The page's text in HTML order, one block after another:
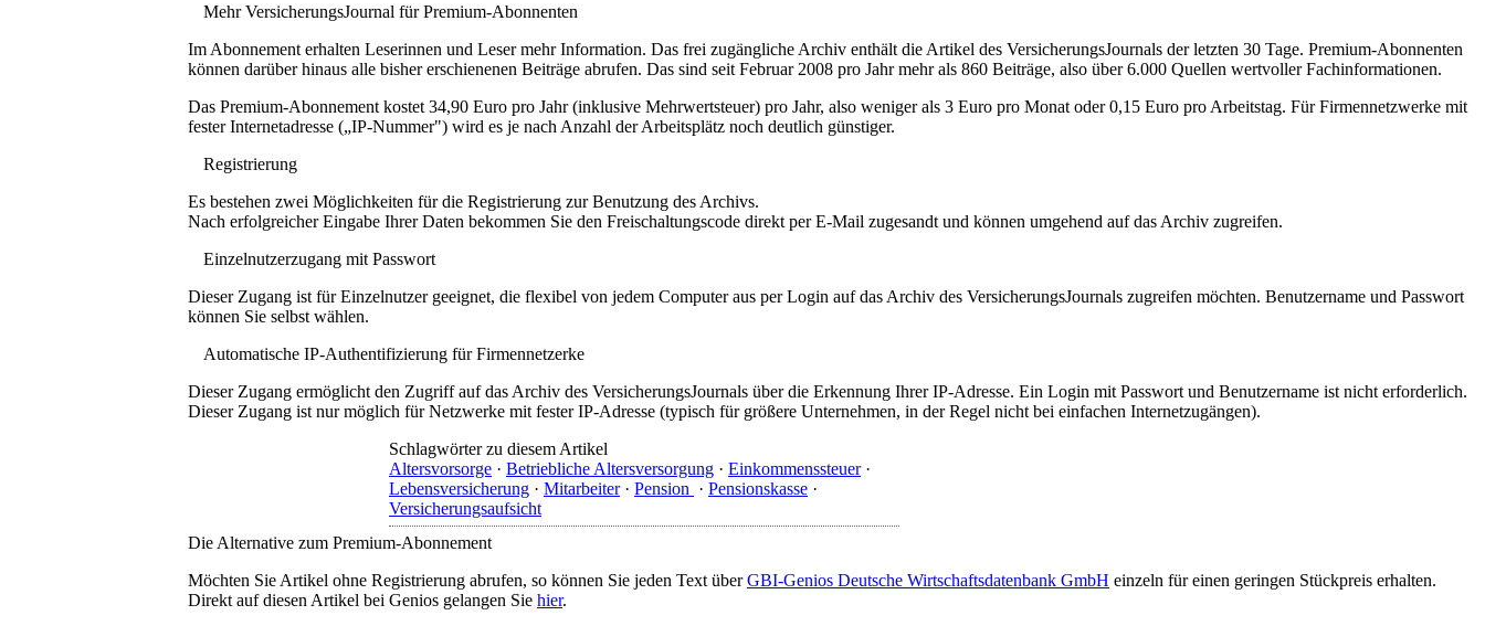
Mehr VersicherungsJournal für Premium-Abonnenten
Im Abonnement erhalten Leserinnen und Leser mehr Information. Das frei zugängliche Archiv enthält die Artikel des VersicherungsJournals der letzten 30 Tage. Premium-Abonnenten
können darüber hinaus alle bisher erschienenen Beiträge abrufen. Das sind seit Februar 2008 pro Jahr mehr als 860 Beiträge, also über 6.000 Quellen wertvoller Fachinformationen.
Das Premium-Abonnement kostet 34,90 Euro pro Jahr (inklusive Mehrwertsteuer) pro Jahr, also weniger als 3 Euro pro Monat oder 0,15 Euro pro Arbeitstag. Für Firmennetzwerke mit
fester Internetadresse („IP-Nummer") wird es je nach Anzahl der Arbeitsplätz noch deutlich günstiger.
Registrierung
Es bestehen zwei Möglichkeiten für die Registrierung zur Benutzung des Archivs.
Nach erfolgreicher Eingabe Ihrer Daten bekommen Sie den Freischaltungscode direkt per E-Mail zugesandt und können umgehend auf das Archiv zugreifen.
Einzelnutzerzugang mit Passwort
Dieser Zugang ist für Einzelnutzer geeignet, die flexibel von jedem Computer aus per Login auf das Archiv des VersicherungsJournals zugreifen möchten. Benutzername und Passwort
können Sie selbst wählen.
Automatische IP-Authentifizierung für Firmennetzerke
Dieser Zugang ermöglicht den Zugriff auf das Archiv des VersicherungsJournals über die Erkennung Ihrer IP-Adresse. Ein Login mit Passwort und Benutzername ist nicht erforderlich.
Dieser Zugang ist nur möglich für Netzwerke mit fester IP-Adresse (typisch für größere Unternehmen, in der Regel nicht bei einfachen Internetzugängen).
Schlagwörter zu diesem Artikel
Altersvorsorge · Betriebliche Altersversorgung · Einkommenssteuer·
Lebensversicherung · Mitarbeiter· Pension · Pensionskasse ·
Versicherungsaufsicht
Die Alternative zum Premium-Abonnement
Möchten Sie Artikel ohne Registrierung abrufen, so können Sie jeden Text überGBI-Genios Deutsche Wirtschaftsdatenbank GmbH einzeln für einen geringen Stückpreis erhalten.
Direkt auf diesen Artikel bei Genios gelangen Sie hier.